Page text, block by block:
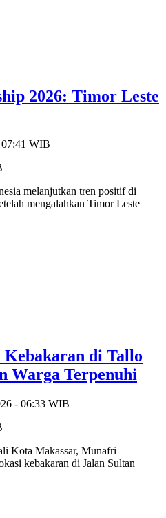
2026: Timor Leste
07:41 WIB
melanjutkan tren positif di
mengalahkan Timor Leste
di Tallo
Warga Terpenuhi
- 06:33 WIB
Kota Makassar, Munafri
kebakaran di Jalan Sultan